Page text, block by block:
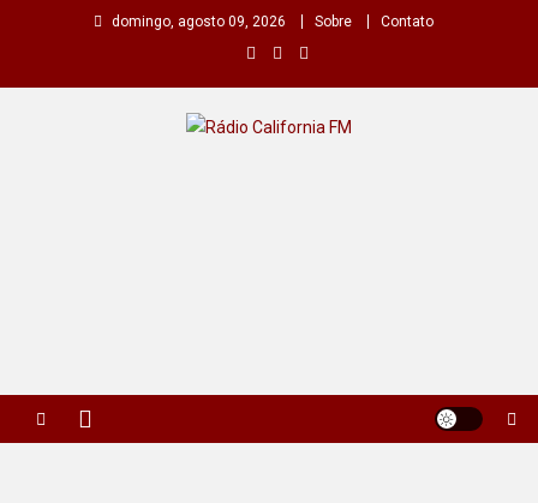
domingo, agosto 09, 2026 Sobre Contato